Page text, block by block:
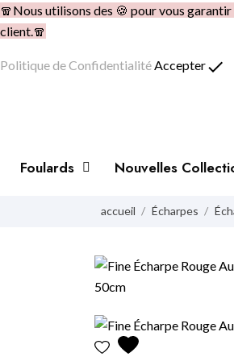
🧣Nous utilisons des 🍪 pour vous
client.🧣
Politique de ConfidentialitéAccepterdone
Foulards Nouvelles
accueil Écharpes